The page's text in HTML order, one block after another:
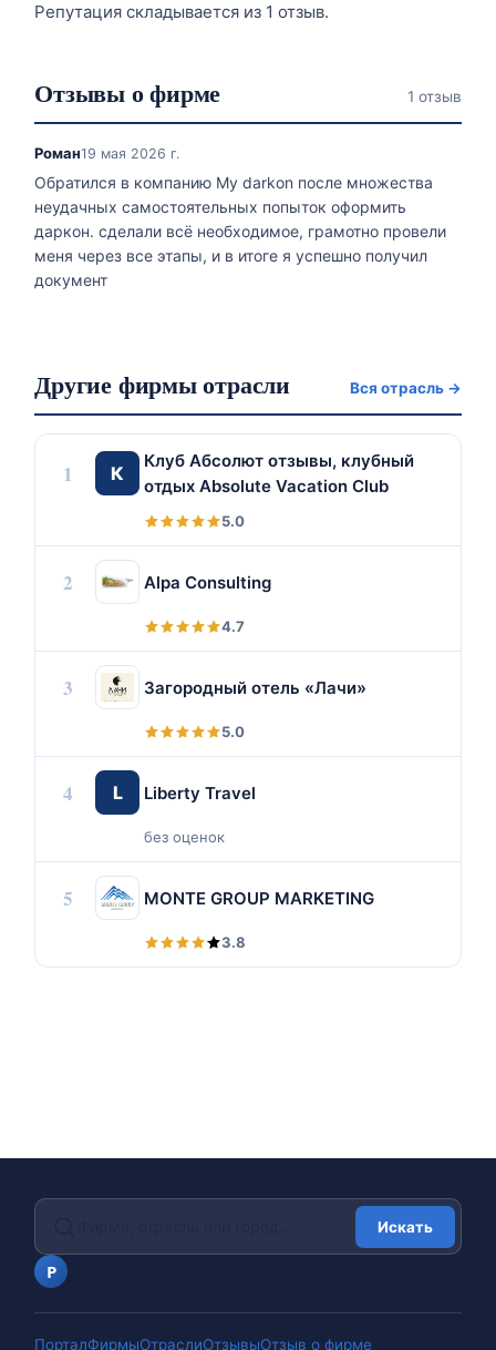
Репутация складывается из 1 отзыв.
Отзывы о фирме 1 отзыв
Роман19 мая 2026 г.
Обратился в компанию My darkon после множества
неудачных самостоятельных попыток оформить
даркон. сделали всё необходимое, грамотно провели
меня через все этапы, и в итоге я успешно получил
документ
Другие фирмы отрасли Вся отрасль →
1 К
Клуб Абсолют отзывы, клубный
отдых Absolute Vacation Club
5.0
2 Alpa Consulting
4.7
3 Загородный отель «Лачи»
5.0
4 L Liberty Travel
без оценок
5 MONTE GROUP MARKETING
3.8
P
Искать
ПорталФирмыОтраслиОтзывыОтзыв о фирме